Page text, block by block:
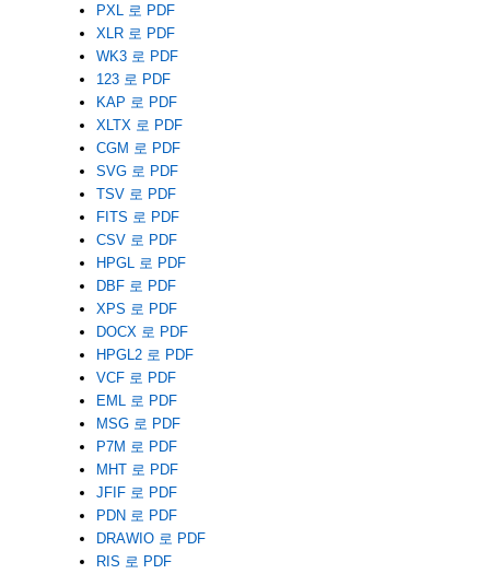
PXL 로 PDF
XLR 로 PDF
WK3 로 PDF
123 로 PDF
KAP 로 PDF
XLTX 로 PDF
CGM 로 PDF
SVG 로 PDF
TSV 로 PDF
FITS 로 PDF
CSV 로 PDF
HPGL 로 PDF
DBF 로 PDF
XPS 로 PDF
DOCX 로 PDF
HPGL2 로 PDF
VCF 로 PDF
EML 로 PDF
MSG 로 PDF
P7M 로 PDF
MHT 로 PDF
JFIF 로 PDF
PDN 로 PDF
DRAWIO 로 PDF
RIS 로 PDF